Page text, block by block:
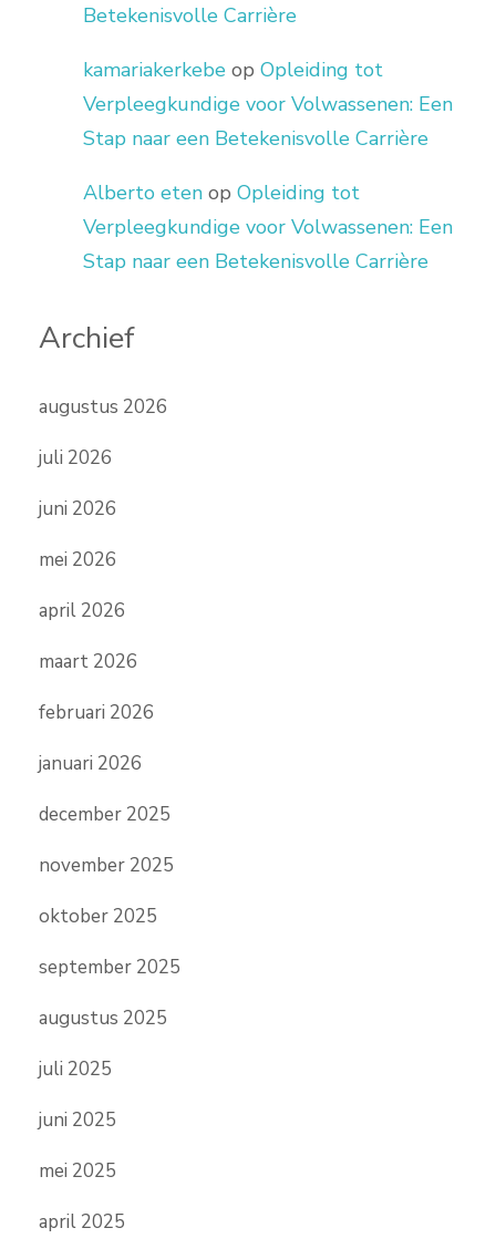
Betekenisvolle Carrière
kamariakerkebe op Opleiding tot
Verpleegkundige voor Volwassenen: Een
Stap naar een Betekenisvolle Carrière
Alberto eten op Opleiding tot
Verpleegkundige voor Volwassenen: Een
Stap naar een Betekenisvolle Carrière
Archief
augustus 2026
juli 2026
juni 2026
mei 2026
april 2026
maart 2026
februari 2026
januari 2026
december 2025
november 2025
oktober 2025
september 2025
augustus 2025
juli 2025
juni 2025
mei 2025
april 2025